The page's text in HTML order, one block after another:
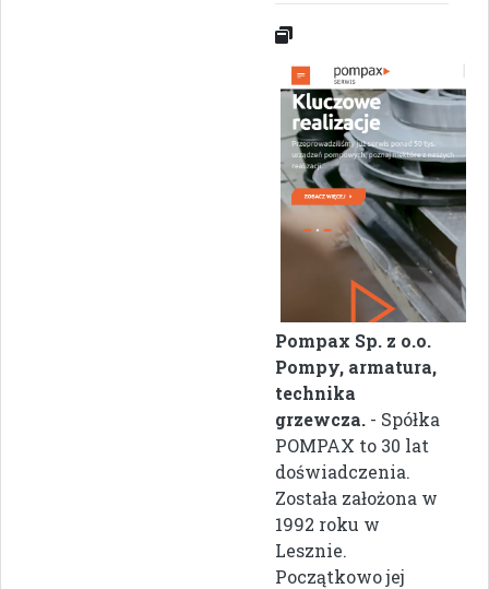
Pompax Sp. z o.o.
Pompy, armatura,
technika
grzewcza. - Spółka
POMPAX to 30 lat
doświadczenia.
Została założona w
1992 roku w
Lesznie.
Początkowo jej